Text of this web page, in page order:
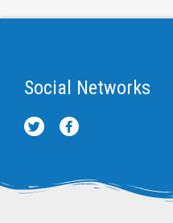
Social Networks
T
w
r
F
a
o